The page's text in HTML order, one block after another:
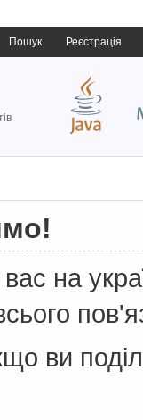
Пошук Реєстрація
на
ви